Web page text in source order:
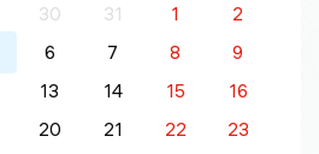
30 31 1
2
6 7 8
9
13 14 15
16
20 21 22
23